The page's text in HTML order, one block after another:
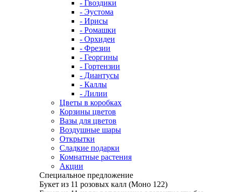
- Гвоздики
- Эустома
- Ирисы
- Ромашки
- Орхидеи
- Фрезии
- Георгины
- Гортензии
- Диантусы
- Каллы
- Лилии
Цветы в коробках
Корзины цветов
Вазы для цветов
Воздушные шары
Открытки
Сладкие подарки
Комнатные растения
Акции
Специальное предложение
Букет из 11 розовых калл (Моно 122)